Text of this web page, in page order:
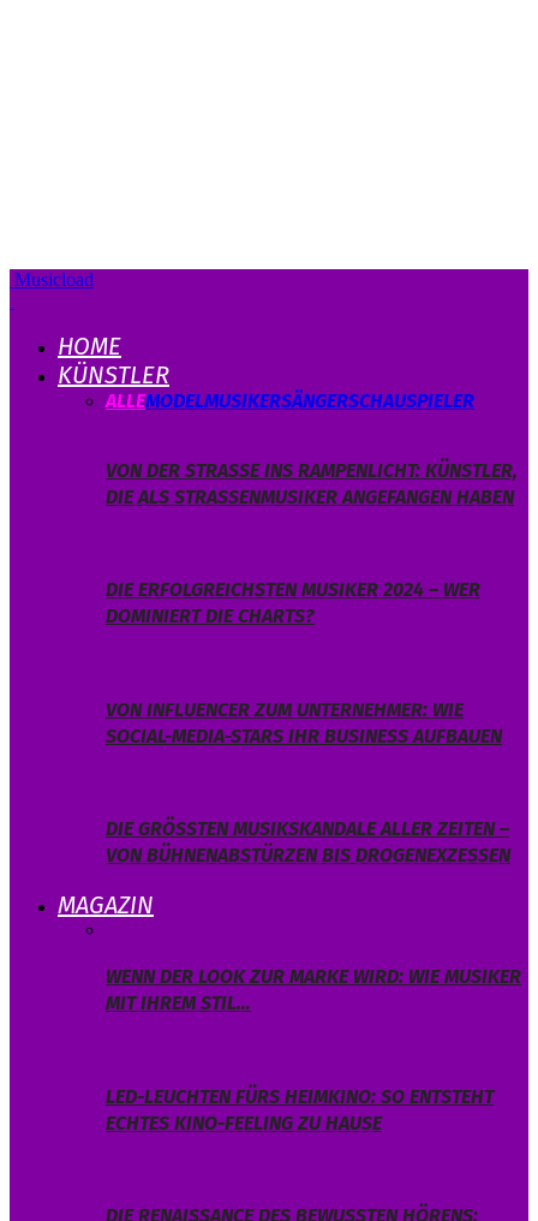
Musicload
HOME
KÜNSTLER
ALLEMODELMUSIKERSÄNGERSCHAUSPIELER
VON DER STRASSE INS RAMPENLICHT: KÜNSTLER, D
IE ALS STRASSENMUSIKER ANGEFANGEN HABEN
DIE ERFOLGREICHSTEN MUSIKER 2024 – WER
DOMINIERT DIE CHARTS?
VON INFLUENCER ZUM UNTERNEHMER: WIE
SOCIAL-MEDIA-STARS IHR BUSINESS AUFBAUEN
DIE GRÖSSTEN MUSIKSKANDALE ALLER ZEITEN – V
ON BÜHNENABSTÜRZEN BIS DROGENEXZESSEN
MAGAZIN
WENN DER LOOK ZUR MARKE WIRD: WIE MUSIKER
MIT IHREM STIL…
LED-LEUCHTEN FÜRS HEIMKINO: SO ENTSTEHT
ECHTES KINO-FEELING ZU HAUSE
DIE RENAISSANCE DES BEWUSSTEN HÖRENS: